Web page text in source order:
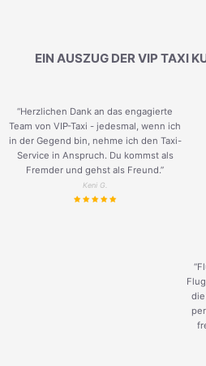
EIN AUSZUG DER VIP TAXI
“Herzlichen Dank an das engagierte
Team von VIP-Taxi - jedesmal, wenn ich
in der Gegend bin, nehme ich den Taxi-
Service in Anspruch. Du kommst als
Fremder und gehst als Freund.”
Keni G.